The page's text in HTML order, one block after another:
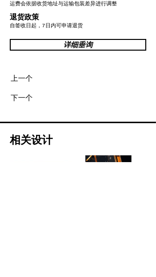
运费会依据收货地址与运输包装差异进行调整
退货政策
自签收日起，7日内可申请退货
详细垂询
上一个
下一个
相关设计